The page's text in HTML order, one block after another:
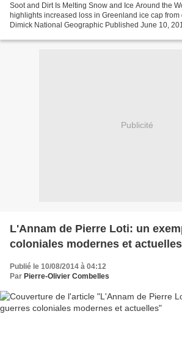
Soot and Dirt Is Melting Snow and Ice Around the
highlights increased loss in Greenland ice cap from
Dimick National Geographic Published June 10,
Publicité
L'Annam de Pierre Loti: un
coloniales modernes et actuelles
Publié le 10/08/2014 à 04:12
Par Pierre-Olivier Combelles